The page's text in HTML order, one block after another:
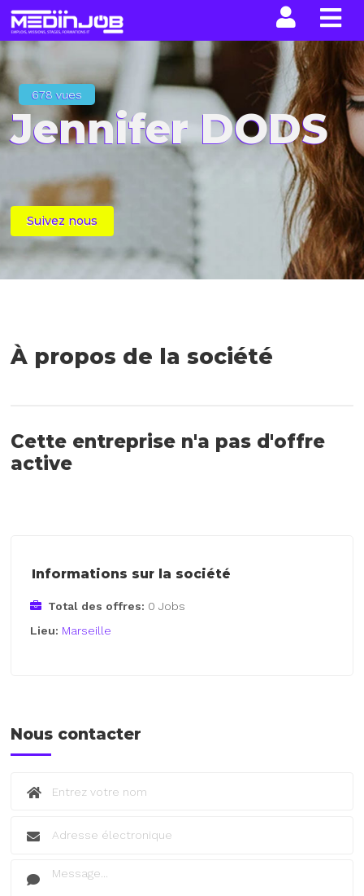
678 vues
Jennifer DODS
Suivez nous
À propos de la société
Cette entreprise n'a pas d'offre
active
Informations sur la société
Total des offres: 0 Jobs
Lieu: Marseille
Nous contacter